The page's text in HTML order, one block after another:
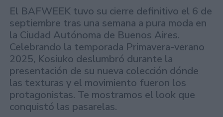
El BAFWEEK tuvo su cierre definitivo el 6 de
septiembre tras una semana a pura moda en
la Ciudad Autónoma de Buenos Aires.
Celebrando la temporada Primavera-verano
2025, Kosiuko deslumbró durante la
presentación de su nueva colección dónde
las texturas y el movimiento fueron los
protagonistas. Te mostramos el look que
conquistó las pasarelas.